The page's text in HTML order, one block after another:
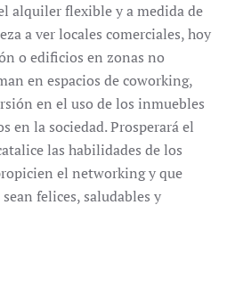
alquiler flexible y a medida de
a ver locales comerciales, hoy
o edificios en zonas no
en espacios de coworking,
en el uso de los inmuebles
en la sociedad. Prosperará el
las habilidades de los
el networking y que
felices, saludables y